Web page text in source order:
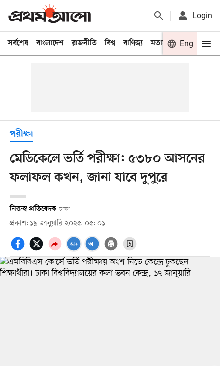
Login
সর্বশেষ বাংলাদেশ রাজনীতি বিশ্ব বাণিজ্য মতামত খেলা
Eng
পরীক্ষা
মেডিকেলে ভর্তি পরীক্ষা: ৫৩৮০ আসনের
ফলাফল কখন, জানা যাবে দুপুরে
নিজস্ব প্রতিবেদক ঢাকা
প্রকাশ: ১৯ জানুয়ারি ২০২৫, ০৫: ০১